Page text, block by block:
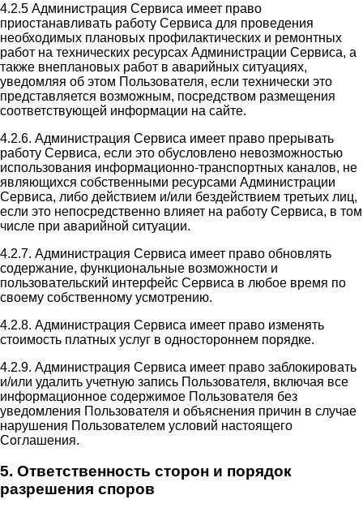
4.2.5 Администрация Сервиса имеет право
приостанавливать работу Сервиса для проведения
необходимых плановых профилактических и ремонтных
работ на технических ресурсах Администрации Сервиса, а
также внеплановых работ в аварийных ситуациях,
уведомляя об этом Пользователя, если технически это
представляется возможным, посредством размещения
соответствующей информации на сайте.
4.2.6. Администрация Сервиса имеет право прерывать
работу Сервиса, если это обусловлено невозможностью
использования информационно-транспортных каналов, не
являющихся собственными ресурсами Администрации
Сервиса, либо действием и/или бездействием третьих лиц,
если это непосредственно влияет на работу Сервиса, в том
числе при аварийной ситуации.
4.2.7. Администрация Сервиса имеет право обновлять
содержание, функциональные возможности и
пользовательский интерфейс Сервиса в любое время по
своему собственному усмотрению.
4.2.8. Администрация Сервиса имеет право изменять
стоимость платных услуг в одностороннем порядке.
4.2.9. Администрация Сервиса имеет право заблокировать
и/или удалить учетную запись Пользователя, включая все
информационное содержимое Пользователя без
уведомления Пользователя и объяснения причин в случае
нарушения Пользователем условий настоящего
Соглашения.
5. Ответственность сторон и порядок
разрешения споров